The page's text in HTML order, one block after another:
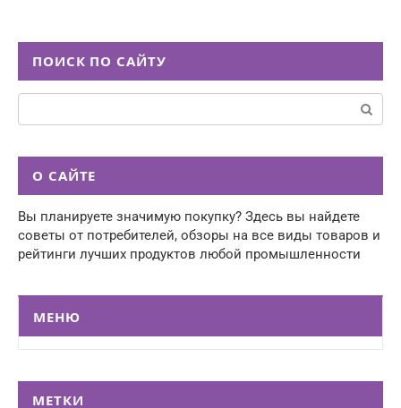
ПОИСК ПО САЙТУ
Поиск:
О САЙТЕ
Вы планируете значимую покупку? Здесь вы найдете
советы от потребителей, обзоры на все виды товаров и
рейтинги лучших продуктов любой промышленности
МЕНЮ
МЕТКИ